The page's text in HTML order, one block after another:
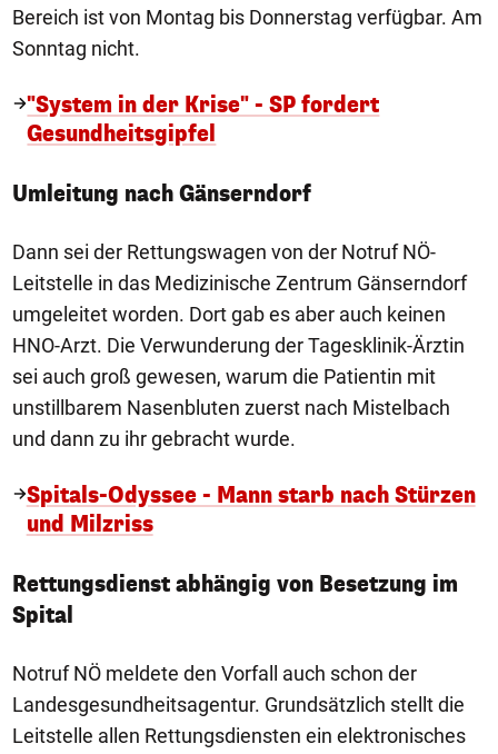
Bereich ist von Montag bis Donnerstag verfügbar. Am
Sonntag nicht.
"System in der Krise" - SP fordert
Gesundheitsgipfel
Umleitung nach Gänserndorf
Dann sei der Rettungswagen von der Notruf NÖ-
Leitstelle in das Medizinische Zentrum Gänserndorf
umgeleitet worden. Dort gab es aber auch keinen
HNO-Arzt. Die Verwunderung der Tagesklinik-Ärztin
sei auch groß gewesen, warum die Patientin mit
unstillbarem Nasenbluten zuerst nach Mistelbach
und dann zu ihr gebracht wurde.
Spitals-Odyssee - Mann starb nach Stürzen
und Milzriss
Rettungsdienst abhängig von Besetzung im
Spital
Notruf NÖ meldete den Vorfall auch schon der
Landesgesundheitsagentur. Grundsätzlich stellt die
Leitstelle allen Rettungsdiensten ein elektronisches